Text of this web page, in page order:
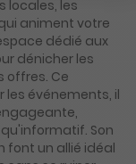
locales, les
animent votre
dédié aux
dénicher les
offres. Ce
événements, il
Son
font un allié idéal